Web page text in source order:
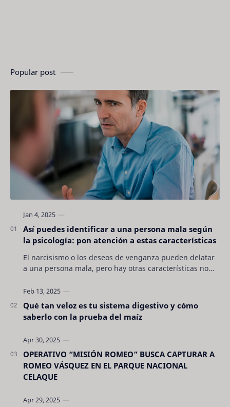
Popular post
Así puedes identificar a una persona mala según
la psicología: pon atención a estas características
El narcisismo o los deseos de venganza pueden delatar
a una persona mala, pero hay otras características no
Qué tan veloz es tu sistema digestivo y cómo
saberlo con la prueba del maíz
OPERATIVO “MISIÓN ROMEO” BUSCA CAPTURAR A
ROMEO VÁSQUEZ EN EL PARQUE NACIONAL
CELAQUE